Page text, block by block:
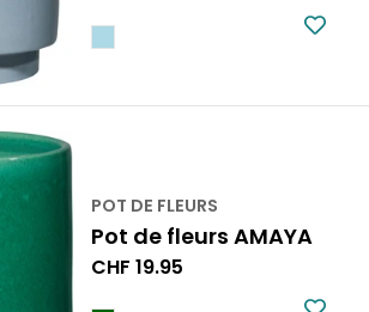
POT DE FLEURS
Pot de fleurs AMAYA
Prix
CHF 19.95